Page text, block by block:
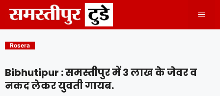
content
Rosera
Bibhutipur : समस्तीपुर में 3 लाख के जेवर व
नकद लेकर युवती गायब.